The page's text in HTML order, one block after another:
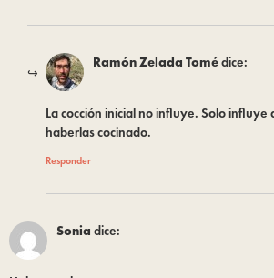
Ramón Zelada Tomédice:
La cocción inicial no influye. Solo influye
haberlas cocinado.
Responder
Sonia dice: